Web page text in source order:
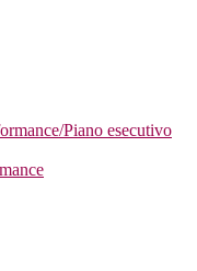
Piano esecutivo